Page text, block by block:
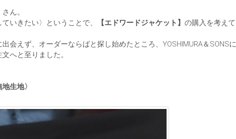
ん。
いきたい〉ということで、
【エドワードジャケット】 の購入を考えて
会えず、オーダーならばと探し始めたところ、YOSHIMURA＆SONSに
へと至りました。
地生地〉